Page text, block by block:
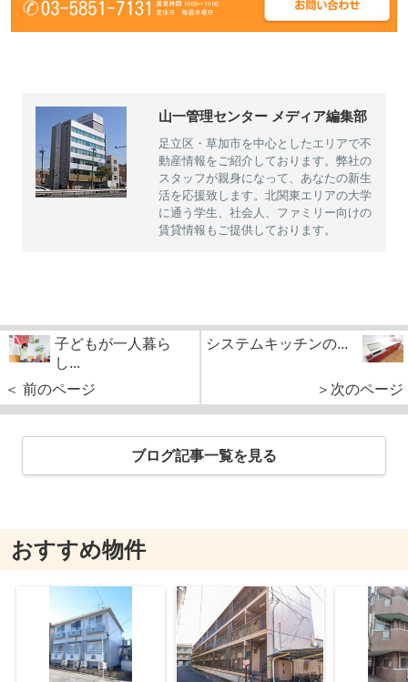
山一管理センター メディア編集部
足立区・草加市を中心としたエリアで不
動産情報をご紹介しております。弊社の
スタッフが親身になって、あなたの新生
活を応援致します。北関東エリアの大学
に通う学生、社会人、ファミリー向けの
賃貸情報もご提供しております。
子どもが一人暮ら
し...
＜ 前のページ
システムキッチンの...
＞次のページ
ブログ記事一覧を見る
おすすめ物件